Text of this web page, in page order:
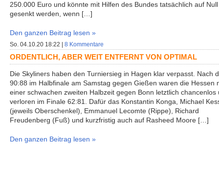
250.000 Euro und könnte mit Hilfen des Bundes tatsächlich auf Null
gesenkt werden, wenn […]
Den ganzen Beitrag lesen »
So. 04.10.20 18:22 | 8 Kommentare
ORDENTLICH, ABER WEIT ENTFERNT VON OPTIMAL
Die Skyliners haben den Turniersieg in Hagen klar verpasst. Nach
90:88 im Halbfinale am Samstag gegen Gießen waren die Hessen
einer schwachen zweiten Halbzeit gegen Bonn letztlich chancenlos
verloren im Finale 62:81. Dafür das Konstantin Konga, Michael
(jeweils Oberschenkel), Emmanuel Lecomte (Rippe), Richard
Freudenberg (Fuß) und kurzfristig auch auf Rasheed Moore […]
Den ganzen Beitrag lesen »